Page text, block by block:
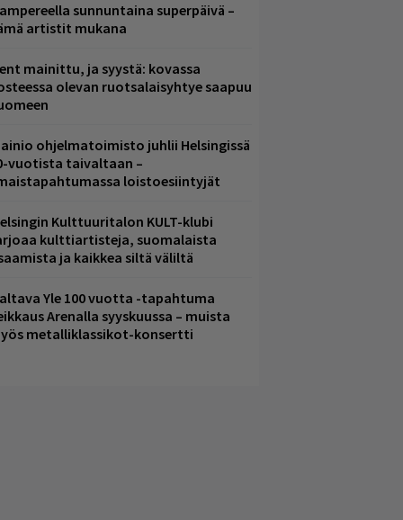
sunnuntaina superpäivä –
artistit mukana
mainittu, ja syystä: kovassa
olevan ruotsalaisyhtye saapuu
ohjelmatoimisto juhlii Helsingissä
vuotista taivaltaan –
loistoesiintyjät
Kulttuuritalon KULT-klubi
kulttiartisteja, suomalaista
ja kaikkea siltä väliltä
Yle 100 vuotta -tapahtuma
Arenalla syyskuussa – muista
metalliklassikot-konsertti